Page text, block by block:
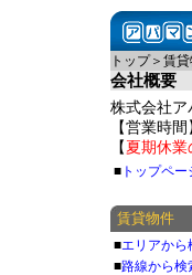
トップ＞賃
会社概要
株式会社ア
【営業時
【 夏期休業
■ トップペー
賃貸物件
■エリアから
■路線から検